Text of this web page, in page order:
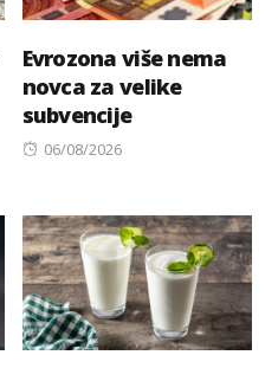
Evrozona više nema
novca za velike
subvencije
Posted
06/08/2026